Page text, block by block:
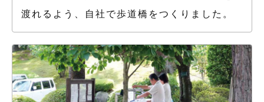
渡れるよう、自社で歩道橋をつくりました。